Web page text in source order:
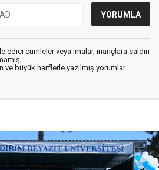
edici cümleler veya imalar, inançlara saldırı
ve büyük harflerle yazılmış yorumlar